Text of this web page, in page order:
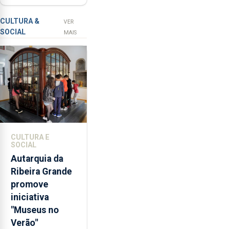
a
prevenção
primária
da
violência
doméstica,
através
da
promoção
de
competências
pessoais,
emocionais
e
sociais
junto
das
crianças
com selo Marca
Açores
CULTURA &
SOCIAL
VER
MAIS
CULTURA E
SOCIAL
Autarquia da
Ribeira Grande
promove
iniciativa
"Museus no
Verão"